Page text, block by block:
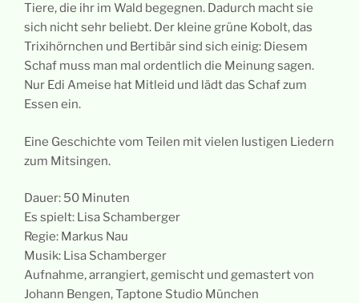
Tiere, die ihr im Wald begegnen. Dadurch macht sie
sich nicht sehr beliebt. Der kleine grüne Kobolt, das
Trixihörnchen und Bertibär sind sich einig: Diesem
Schaf muss man mal ordentlich die Meinung sagen.
Nur Edi Ameise hat Mitleid und lädt das Schaf zum
Essen ein.
Eine Geschichte vom Teilen mit vielen lustigen Liedern
zum Mitsingen.
Dauer: 50 Minuten
Es spielt: Lisa Schamberger
Regie: Markus Nau
Musik: Lisa Schamberger
Aufnahme, arrangiert, gemischt und gemastert von
Johann Bengen, Taptone Studio München